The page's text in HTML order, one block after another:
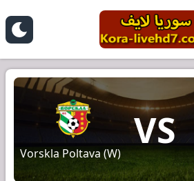
VS
Vorskla Poltava (W)